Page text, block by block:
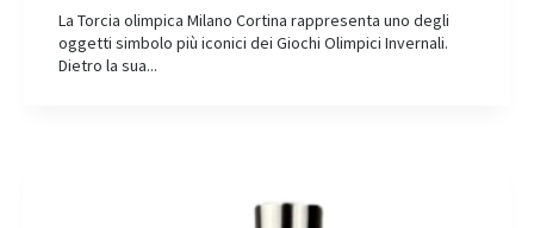
La Torcia olimpica Milano Cortina rappresenta uno degli
oggetti simbolo più iconici dei Giochi Olimpici Invernali.
Dietro la sua...